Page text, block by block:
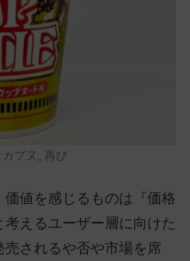
プヌ„ 再び
値を感じるものは『価格
えるユーザー層に向けた
売されるや否や市場を席